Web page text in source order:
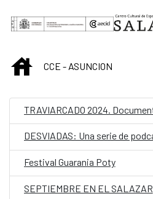
Saltar al contenido principal
INICIOCCE - ASUNCION
Festival Guarania Poty
SEPTIEMBRE EN EL SALAZAR